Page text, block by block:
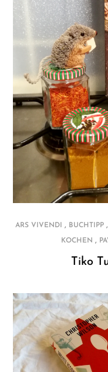
ARS VIVENDI , BUCHTIPP ,
KOCHEN ,
Tiko